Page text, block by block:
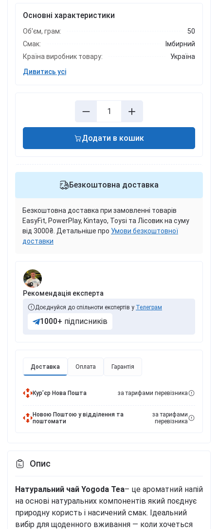
Основні характеристики
Об'єм, грам:
50
Смак:
Імбирний
Країна виробник товару:
Україна
Дивитись усі
Доставка Оплата Гарантія
Курʼєр Нова Пошта за тарифами перевізника
Новою Поштою у відділення та
поштомати
за тарифами
перевізника
Додати в кошик
Безкоштовна доставка
Безкоштовна доставка при замовленні товарів
EasyFit, PowerPlay, Kintayo, Toysi та Лісовик на суму
від 3000₴. Детальніше про Умови безкоштовної
доставки
Рекомендація експерта
Доєднуйся до спільноти експертів у Телеграм
1000+ підписників
Опис
Натуральний чай Yogoda Tea– це ароматний напій
на основі натуральних компонентів який поєднує
природну користь і насичений смак. Ідеальний
вибір для щоденного вживання — коли хочеться